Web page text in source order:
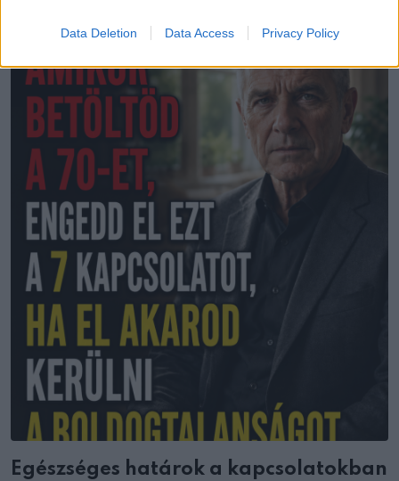
Data Deletion Data Access Privacy Policy
Egészséges határok a kapcsolatokban